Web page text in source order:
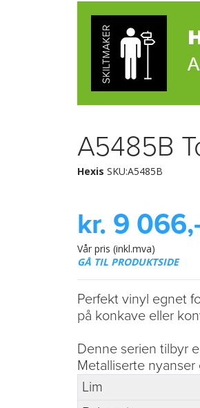
A5485B
Hexis SKU:A5485B
kr. 9
Vår pris (inkl.mva)
GÅ TIL PRODUKTSIDE
Perfekt vinyl egnet
på konkave eller
Denne serien tilbyr
Metalliserte
Lim